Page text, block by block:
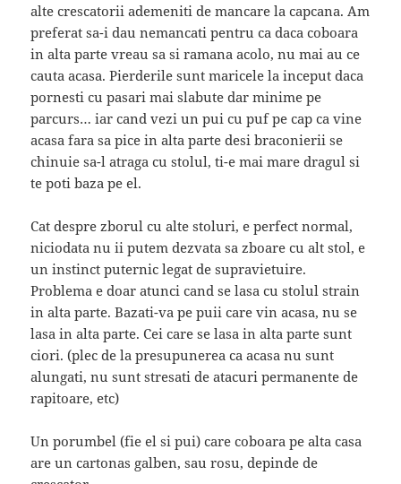
alte crescatorii ademeniti de mancare la capcana. Am
preferat sa-i dau nemancati pentru ca daca coboara
in alta parte vreau sa si ramana acolo, nu mai au ce
cauta acasa. Pierderile sunt maricele la inceput daca
pornesti cu pasari mai slabute dar minime pe
parcurs… iar cand vezi un pui cu puf pe cap ca vine
acasa fara sa pice in alta parte desi braconierii se
chinuie sa-l atraga cu stolul, ti-e mai mare dragul si
te poti baza pe el.
Cat despre zborul cu alte stoluri, e perfect normal,
niciodata nu ii putem dezvata sa zboare cu alt stol, e
un instinct puternic legat de supravietuire.
Problema e doar atunci cand se lasa cu stolul strain
in alta parte. Bazati-va pe puii care vin acasa, nu se
lasa in alta parte. Cei care se lasa in alta parte sunt
ciori. (plec de la presupunerea ca acasa nu sunt
alungati, nu sunt stresati de atacuri permanente de
rapitoare, etc)
Un porumbel (fie el si pui) care coboara pe alta casa
are un cartonas galben, sau rosu, depinde de